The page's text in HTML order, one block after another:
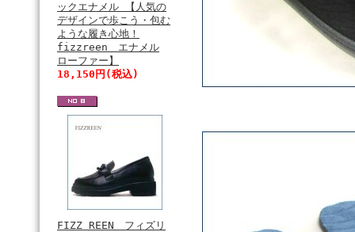
ックエナメル 【人気の
デザインで歩こう・包む
ような履き心地！
fizzreen エナメル
ローファー】
18,150円(税込)
FIZZ REEN フィズリ